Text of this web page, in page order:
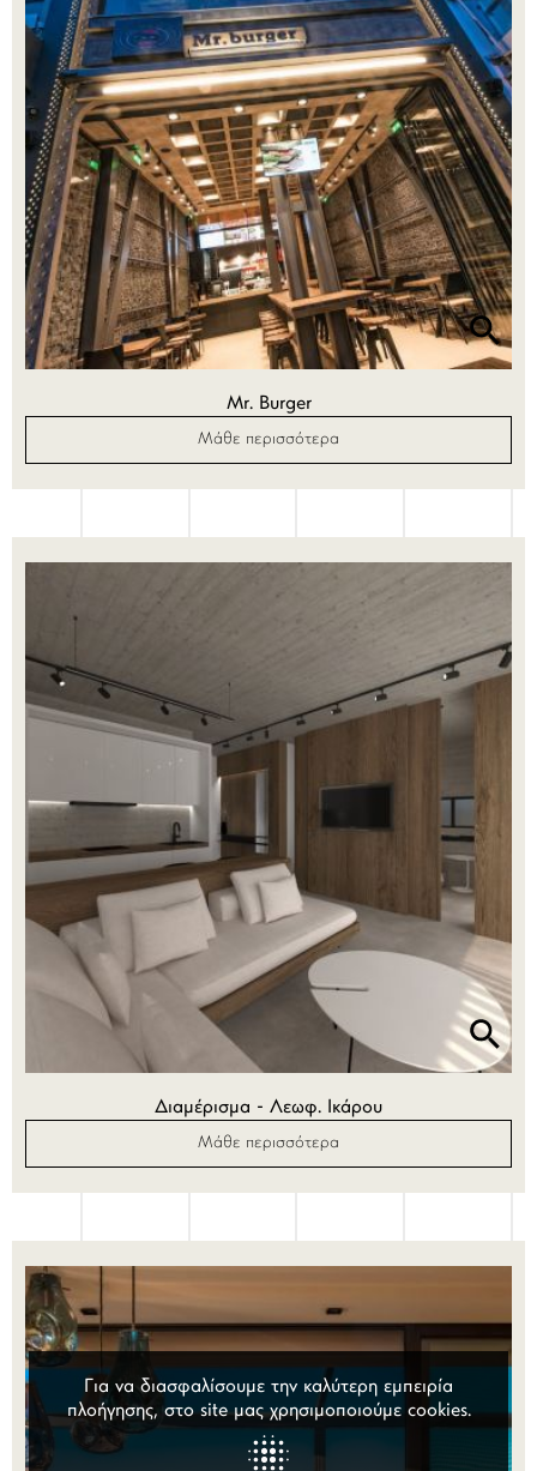
Για να διασφαλίσουμε την καλύτερη εμπειρία
πλοήγησης, στο site μας χρησιμοποιούμε cookies.
Mr. Burger
Μάθε περισσότερα
Διαμέρισμα - Λεωφ. Ικάρου
Μάθε περισσότερα